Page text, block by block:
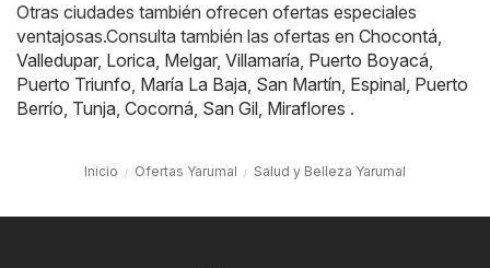
Otras ciudades también ofrecen ofertas especiales
ventajosas.Consulta también las ofertas en Chocontá,
Valledupar, Lorica, Melgar, Villamaría, Puerto Boyacá,
Puerto Triunfo, María La Baja, San Martín, Espinal, Puerto
Berrío, Tunja, Cocorná, San Gil, Miraflores .
Inicio Ofertas Yarumal Salud y Belleza Yarumal